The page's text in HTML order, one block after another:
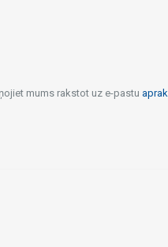
mums rakstot uz e-pastu